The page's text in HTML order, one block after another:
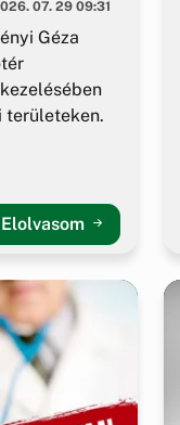
07. 29 09:31
Géza
területeken.
Elolvasom